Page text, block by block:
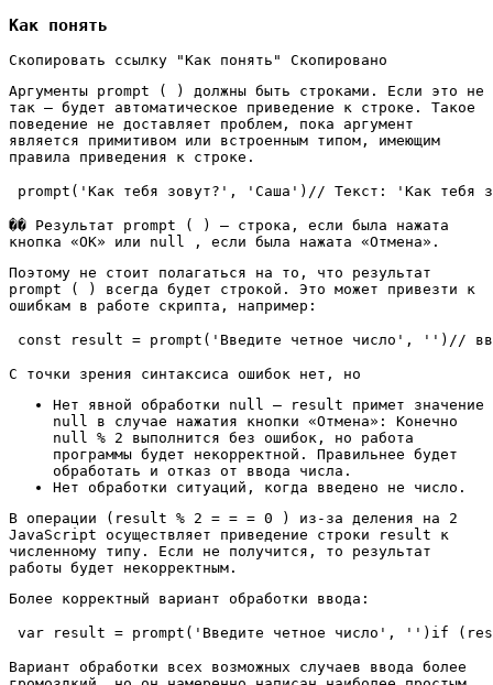
Как понять
Скопировать ссылку "Как понять" Скопировано
Аргументы prompt ( ) должны быть строками. Если это не
так — будет автоматическое приведение к строке. Такое
поведение не доставляет проблем, пока аргумент
является примитивом или встроенным типом, имеющим
правила приведения к строке.
prompt('Как тебя зовут?', 'Саша') // Текст: 'Как тебя
�� Результат prompt ( ) — строка, если была нажата
кнопка «OK» или null , если была нажата «Отмена».
Поэтому не стоит полагаться на то, что результат
prompt ( ) всегда будет строкой. Это может привезти к
ошибкам в работе скрипта, например:
const result = prompt('Введите четное число', '') //
С точки зрения синтаксиса ошибок нет, но
Нет явной обработки null — result примет значение
null в случае нажатия кнопки «Отмена»: Конечно
null % 2 выполнится без ошибок, но работа
программы будет некорректной. Правильнее будет
обработать и отказ от ввода числа.
Нет обработки ситуаций, когда введено не число.
В операции (result % 2 = = = 0 ) из-за деления на 2
JavaScript осуществляет приведение строки result к
численному типу. Если не получится, то результат
работы будет некорректным.
Более корректный вариант обработки ввода:
var result = prompt('Введите четное число', '') if
Вариант обработки всех возможных случаев ввода более